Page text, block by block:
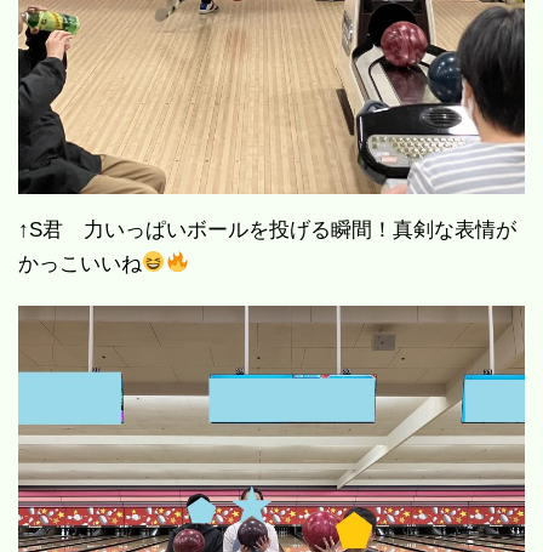
↑S君 力いっぱいボールを投げる瞬間！真剣な表情が
かっこいいね